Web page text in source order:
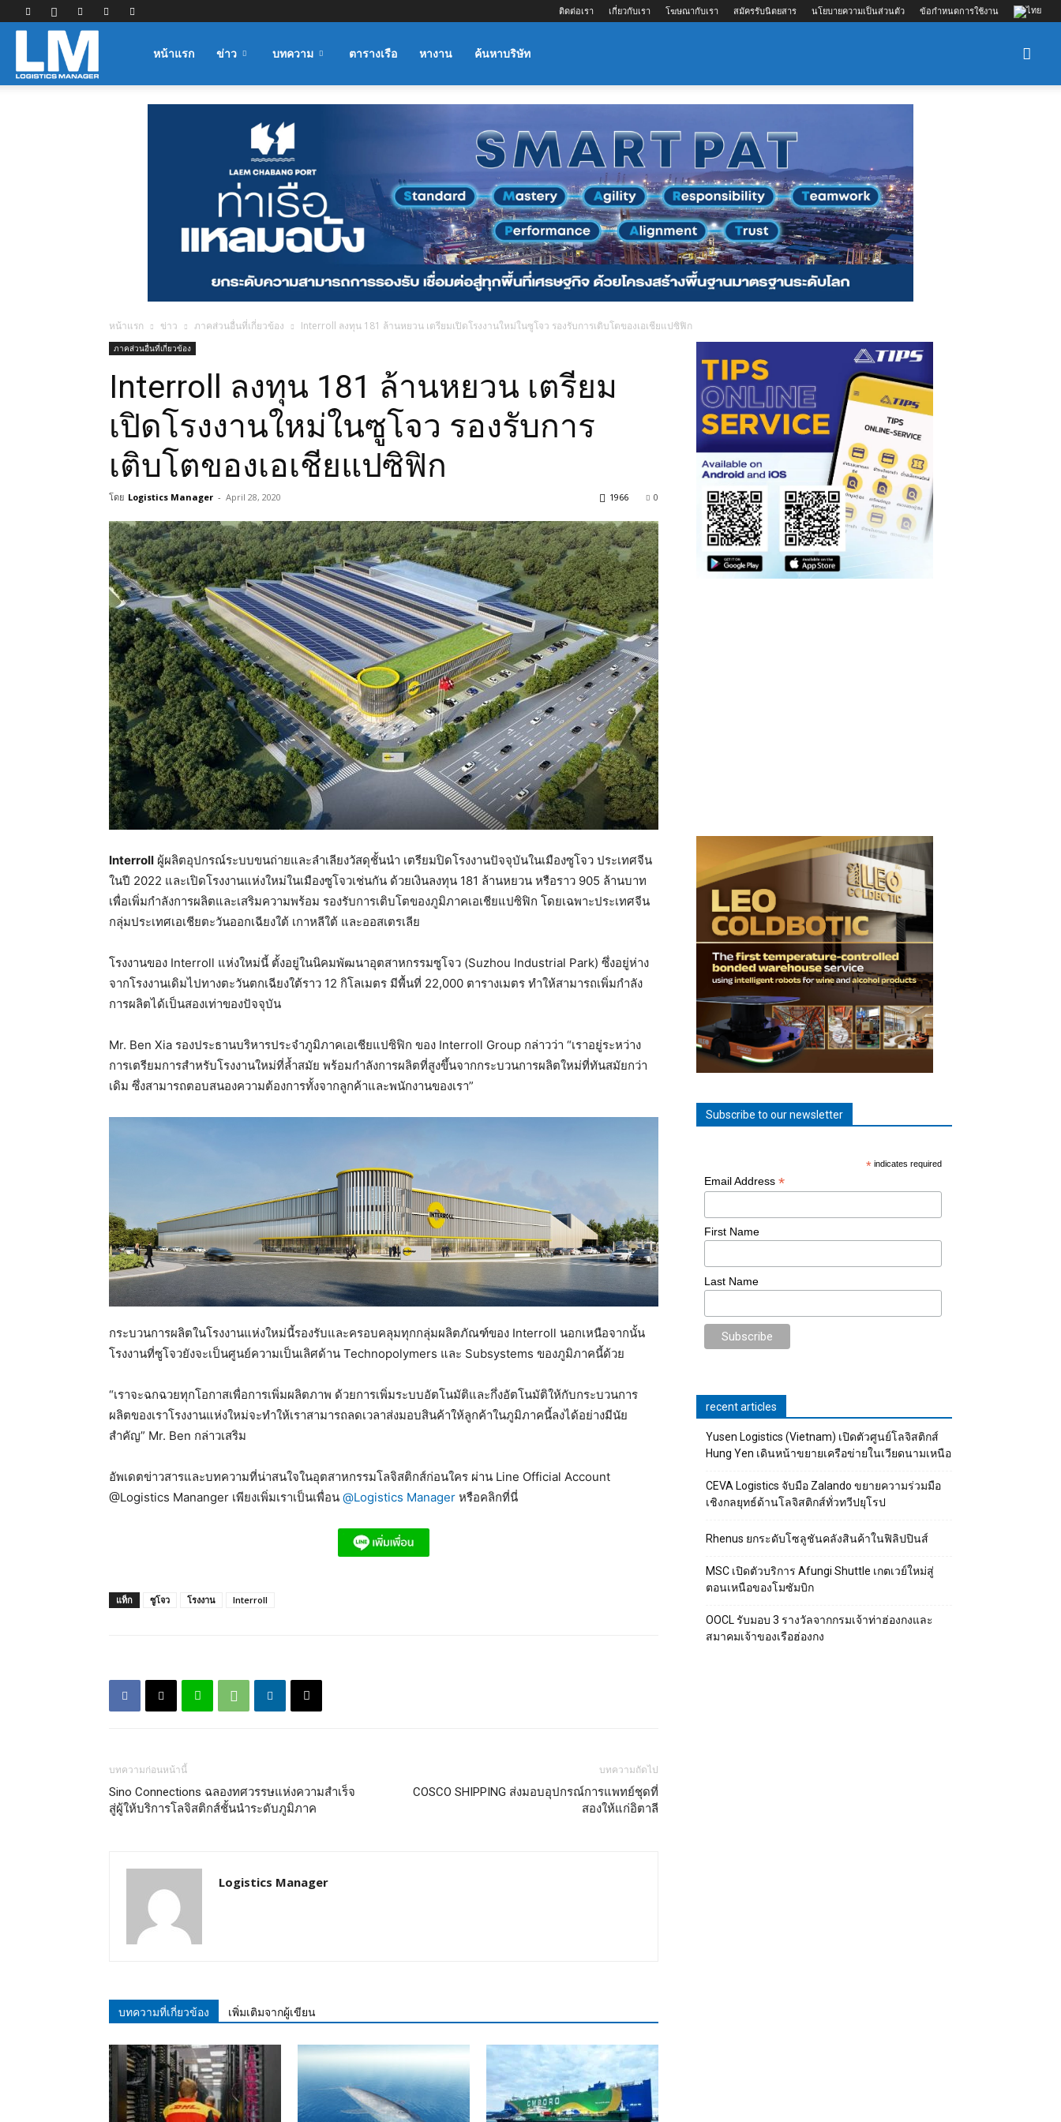
ติดต่อเรา เกี่ยวกับเรา โฆษณากับเรา สมัครรับนิตยสาร นโยบายความเป็นส่วนตัว ข้อกำหนดการใช้งาน
Logisticsหน้าแรก ข่าว บทความ ตารางเรือ หางาน ค้นหาบริษัท
หน้าแรก ข่าว ภาคส่วนอื่นที่เกี่ยวข้อง Interroll ลงทุน 181 ล้านหยวน เตรียมเปิดโรงงานใหม่ในซูโจว รองรับการเติบโตของเอเชียแปซิฟิก
ภาคส่วนอื่นที่เกี่ยวข้อง
Interroll ลงทุน 181 ล้านหยวน เตรียม
เปิดโรงงานใหม่ในซูโจว รองรับการ
เติบโตของเอเชียแปซิฟิก
โดย Logistics Manager - April 28, 2020 0
1966
Interroll ผู้ผลิตอุปกรณ์ระบบขนถ่ายและลำเลียงวัสดุชั้นนำ เตรียมปิดโรงงานปัจจุบันในเมืองซูโจว ประเทศจีน
ในปี 2022 และเปิดโรงงานแห่งใหม่ในเมืองซูโจวเช่นกัน ด้วยเงินลงทุน 181 ล้านหยวน หรือราว 905 ล้านบาท
เพื่อเพิ่มกำลังการผลิตและเสริมความพร้อม รองรับการเติบโตของภูมิภาคเอเชียแปซิฟิก โดยเฉพาะประเทศจีน
กลุ่มประเทศเอเชียตะวันออกเฉียงใต้ เกาหลีใต้ และออสเตรเลีย
โรงงานของ Interroll แห่งใหม่นี้ ตั้งอยู่ในนิคมพัฒนาอุตสาหกรรมซูโจว (Suzhou Industrial Park) ซึ่งอยู่ห่าง
จากโรงงานเดิมไปทางตะวันตกเฉียงใต้ราว 12 กิโลเมตร มีพื้นที่ 22,000 ตารางเมตร ทำให้สามารถเพิ่มกำลัง
การผลิตได้เป็นสองเท่าของปัจจุบัน
Mr. Ben Xia รองประธานบริหารประจำภูมิภาคเอเชียแปซิฟิก ของ Interroll Group กล่าวว่า “เราอยู่ระหว่าง
การเตรียมการสำหรับโรงงานใหม่ที่ล้ำสมัย พร้อมกำลังการผลิตที่สูงขึ้นจากกระบวนการผลิตใหม่ที่ทันสมัยกว่า
เดิม ซึ่งสามารถตอบสนองความต้องการทั้งจากลูกค้าและพนักงานของเรา”
กระบวนการผลิตในโรงงานแห่งใหม่นี้รองรับและครอบคลุมทุกกลุ่มผลิตภัณฑ์ของ Interroll นอกเหนือจากนั้น
โรงงานที่ซูโจวยังจะเป็นศูนย์ความเป็นเลิศด้าน Technopolymers และ Subsystems ของภูมิภาคนี้ด้วย
“เราจะฉกฉวยทุกโอกาสเพื่อการเพิ่มผลิตภาพ ด้วยการเพิ่มระบบอัตโนมัติและกึ่งอัตโนมัติให้กับกระบวนการ
ผลิตของเราโรงงานแห่งใหม่จะทำให้เราสามารถลดเวลาส่งมอบสินค้าให้ลูกค้าในภูมิภาคนี้ลงได้อย่างมีนัย
สำคัญ” Mr. Ben กล่าวเสริม
อัพเดตข่าวสารและบทความที่น่าสนใจในอุตสาหกรรมโลจิสติกส์ก่อนใคร ผ่าน Line Official Account
@Logistics Mananger เพียงเพิ่มเราเป็นเพื่อน @Logistics Manager หรือคลิกที่นี่
แท็ก ซูโจว โรงงาน Interroll
บทความก่อนหน้านี้
Sino Connections ฉลองทศวรรษแห่งความสำเร็จ
สู่ผู้ให้บริการโลจิสติกส์ชั้นนำระดับภูมิภาค
บทความถัดไป
COSCO SHIPPING ส่งมอบอุปกรณ์การแพทย์ชุดที่
สองให้แก่อิตาลี
Logistics Manager
บทความที่เกี่ยวข้อง เพิ่มเติมจากผู้เขียน
Subscribe to our newsletter
* indicates required
Email Address *
First Name
Last Name
recent articles
Yusen Logistics (Vietnam) เปิดตัวศูนย์โลจิสติกส์
Hung Yen เดินหน้าขยายเครือข่ายในเวียดนามเหนือ
CEVA Logistics จับมือ Zalando ขยายความร่วมมือ
เชิงกลยุทธ์ด้านโลจิสติกส์ทั่วทวีปยุโรป
Rhenus ยกระดับโซลูชันคลังสินค้าในฟิลิปปินส์
MSC เปิดตัวบริการ Afungi Shuttle เกตเวย์ใหม่สู่
ตอนเหนือของโมซัมบิก
OOCL รับมอบ 3 รางวัลจากกรมเจ้าท่าฮ่องกงและ
สมาคมเจ้าของเรือฮ่องกง